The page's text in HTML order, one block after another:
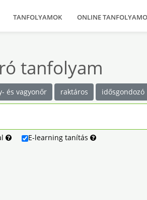
TANFOLYAMOK ONLINE
tanfolyam
és vagyonőr raktáros idősgondozó
E-learning tanítás